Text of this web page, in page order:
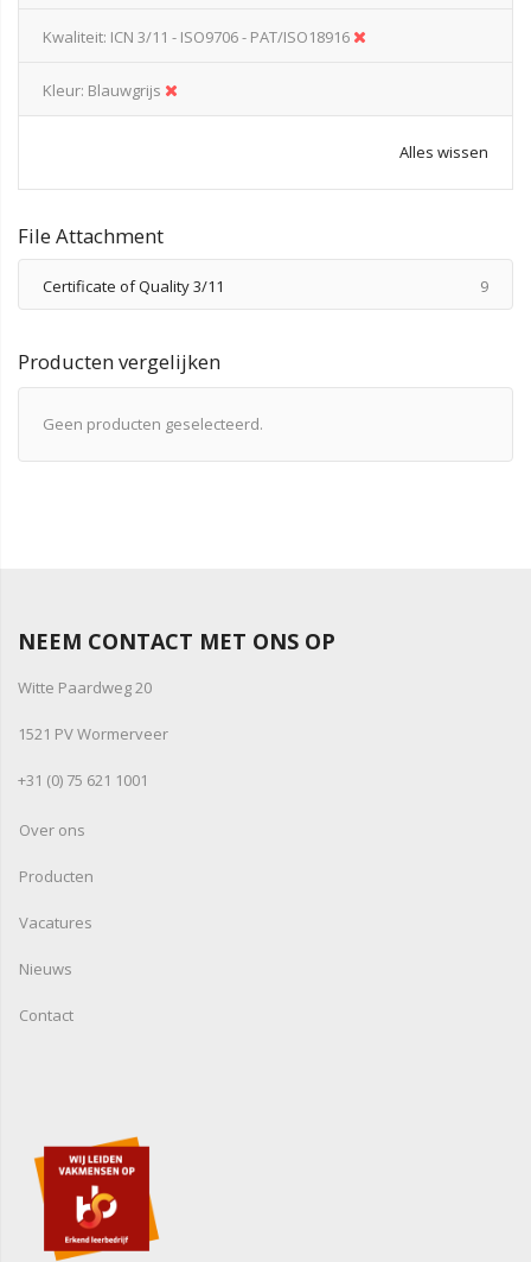
Kwaliteit ICN 3/11 - ISO9706 - PAT/ISO18916
Kleur Blauwgrijs
Alles wissen
File Attachment
Certificate of Quality 3/11 9
Producten vergelijken
Geen producten geselecteerd.
NEEM CONTACT MET ONS OP
Witte Paardweg 20
1521 PV Wormerveer
+31 (0) 75 621 1001
Over ons
Producten
Vacatures
Nieuws
Contact